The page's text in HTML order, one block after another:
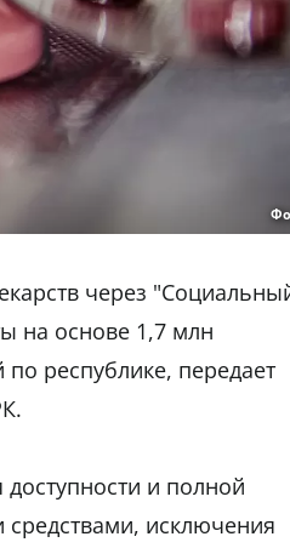
через
на основе 1,7 млн
республике, передает
и полной
исключения